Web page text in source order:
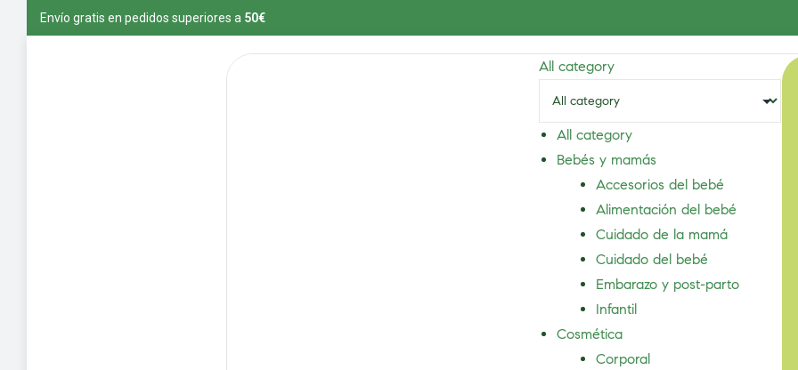
Envío gratis en pedidos superiores a 50€
All category
All category
Bebés y mamás
Accesorios del bebé
Alimentación del bebé
Cuidado de la mamá
Cuidado del bebé
Embarazo y post-parto
Infantil
Cosmética
Corporal